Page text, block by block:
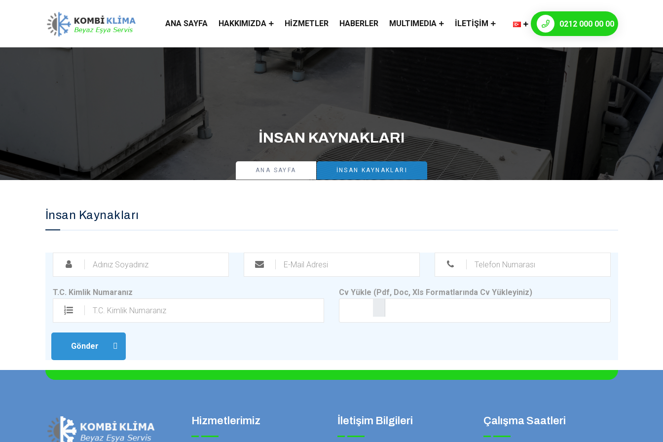
ANA SAYFA HAKKIMIZDA HIZMETLER HABERLER MULTIMEDIA İLETIŞIM 0212 000 00 00
İNSAN KAYNAKLARI
ANA SAYFA İNSAN KAYNAKLARI
İnsan Kaynakları
T.C. Kimlik Numaranız Cv Yükle (Pdf, Doc, Xls Formatlarında Cv Yükleyiniz)
Gönder
Hizmetlerimiz İletişim Bilgileri Çalışma Saatleri